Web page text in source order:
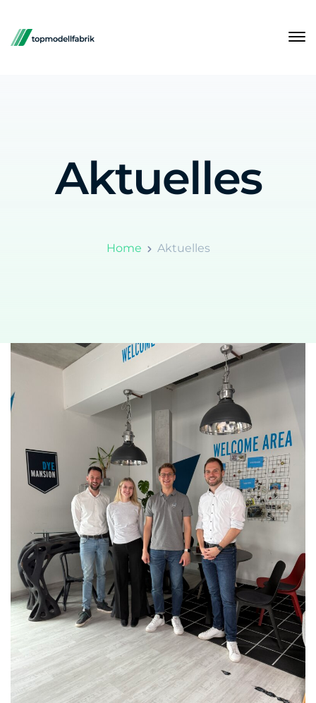
Aktuelles
Home Aktuelles